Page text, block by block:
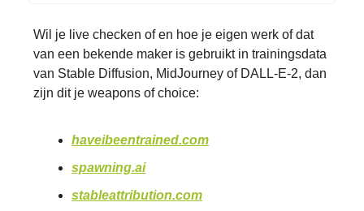
Wil je live checken of en hoe je eigen werk of dat
van een bekende maker is gebruikt in trainingsdata
van Stable Diffusion, MidJourney of DALL-E-2, dan
zijn dit je weapons of choice:
haveibeentrained.com
spawning.ai
stableattribution.com